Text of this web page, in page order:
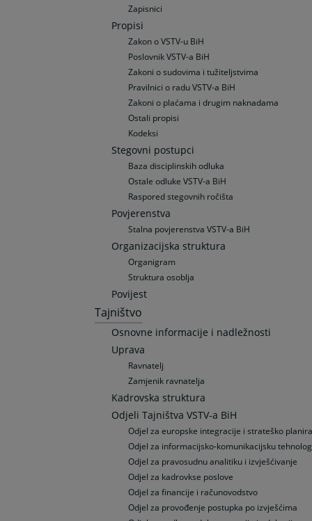
Zapisnici
Propisi
Zakon o VSTV-u BiH
Poslovnik VSTV-a BiH
Zakoni o sudovima i tužiteljstvima
Pravilnici o radu VSTV-a BiH
Zakoni o plaćama i drugim naknadama
Ostali propisi
Kodeksi
Stegovni postupci
Baza disciplinskih odluka
Ostale odluke VSTV-a BiH
Raspored stegovnih ročišta
Povjerenstva
Stalna povjerenstva VSTV-a BiH
Organizacijska struktura
Organigram
Struktura osoblja
Povijest
Tajništvo
Osnovne informacije i nadležnosti
Uprava
Ravnatelj
Zamjenik ravnatelja
Kadrovska struktura
Odjeli Tajništva VSTV-a BiH
Odjel za europske integracije i strateško
Odjel za informacijsko-komunikacijsku
Odjel za pravosudnu analitiku i izvješćivanje
Odjel za kadrovkse poslove
Odjel za financije i računovodstvo
Odjel za provođenje postupka po izvješćima